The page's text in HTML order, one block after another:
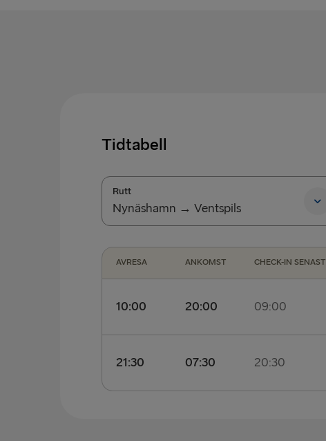
Tidtabell
Rutt
Nynäshamn → Ventspils
Ventspils → Nynäshamn
AVRESA ANKOMST CHECK-IN SENAST
10:00 20:00 09:00
Senast incheckning för fotpassagerare:
21:30 07:30 20:30